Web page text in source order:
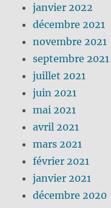
janvier 2022
décembre 2021
novembre 2021
septembre 2021
juillet 2021
juin 2021
mai 2021
avril 2021
mars 2021
février 2021
janvier 2021
décembre 2020